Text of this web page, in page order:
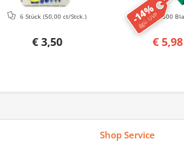
€ 3,50
6 Stück(50,00 ct/Stck.) -14%
ggü. UVP
€ 5,98
500
Shop Service